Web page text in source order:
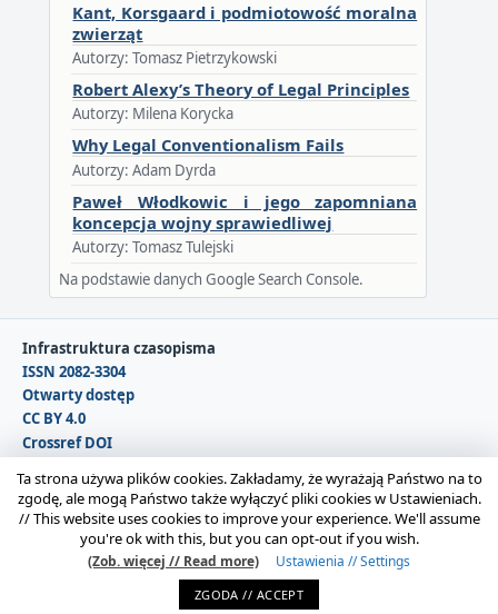
Kant, Korsgaard i podmiotowość moralna
zwierząt
Autorzy: Tomasz Pietrzykowski
Robert Alexy’s Theory of Legal Principles
Autorzy: Milena Korycka
Why Legal Conventionalism Fails
Autorzy: Adam Dyrda
Paweł Włodkowic i jego zapomniana
koncepcja wojny sprawiedliwej
Autorzy: Tomasz Tulejski
Na podstawie danych Google Search Console.
Infrastruktura czasopisma
ISSN 2082-3304
Otwarty dostęp
CC BY 4.0
Crossref DOI
Copyright © 2026 Polska Sekcja Międzynarodowego
Stowarzyszenia Filozofii Prawa i Filozofii Społecznej IVR |
Administrator strony:Karolina Gmerek
Ta strona używa plików cookies. Zakładamy, że wyrażają Państwo na to
zgodę, ale mogą Państwo także wyłączyć pliki cookies w Ustawieniach.
//This website uses cookies to improve your experience. We'll assume
you're ok with this, but you can opt-out if you wish.
(Zob. więcej // Read more) Ustawienia // Settings
ZGODA // ACCEPT